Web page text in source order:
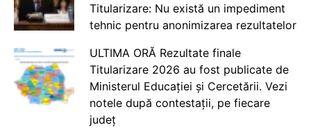
Titularizare: Nu există un impediment
tehnic pentru anonimizarea rezultatelor
ULTIMA ORĂ Rezultate finale
Titularizare 2026 au fost publicate de
Ministerul Educației și Cercetării. Vezi
notele după contestații, pe fiecare
județ